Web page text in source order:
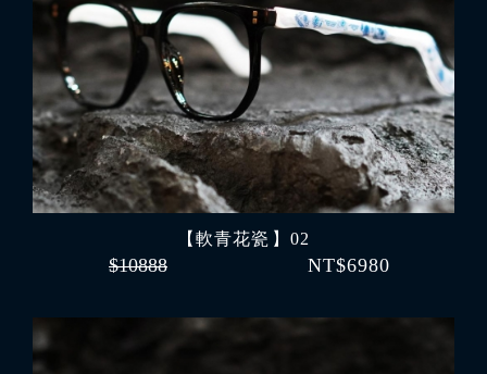
【軟青花瓷 】02
$10888 NT$6980